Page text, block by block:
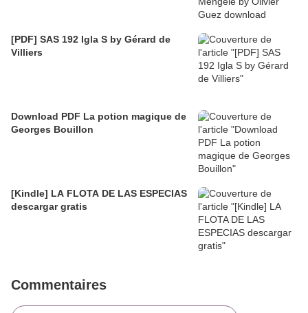
[PDF] SAS 192 Igla S by Gérard de
Villiers
Download PDF La potion magique de
Georges Bouillon
[Kindle] LA FLOTA DE LAS ESPECIAS
descargar gratis
Commentaires